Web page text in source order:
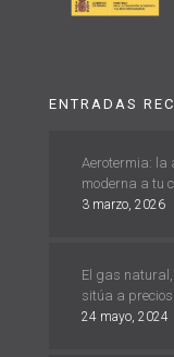
ENTRADAS
Aerotermia: la
moderna a tu
3 marzo, 2026
El gas
sitúa a
24 mayo, 2024